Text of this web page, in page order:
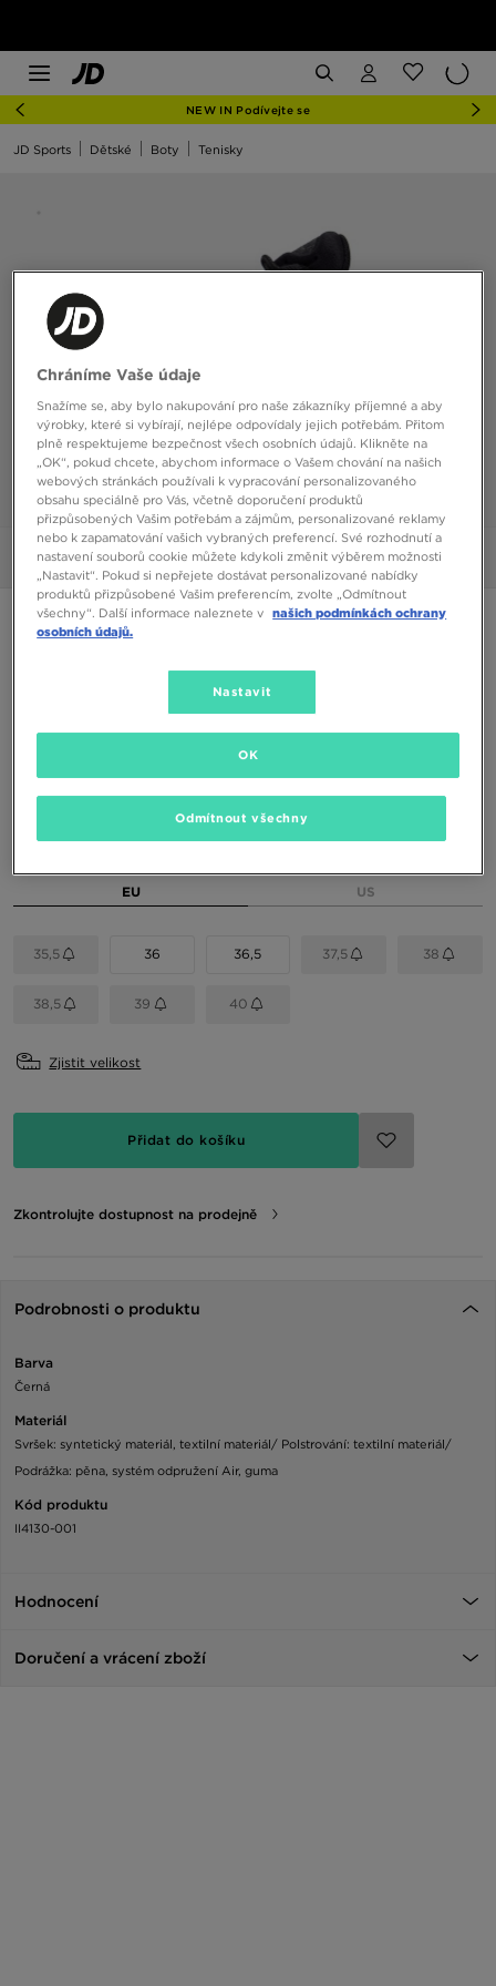
NEW IN Podívejte se
JD Sports Dětské Boty Tenisky
Obrázky 360°
NIKE AIR MAX 95 BB LTR BG
Dostupné Barvy
EU US
35,5 36 36,5 37,5 38
38,5 39 40
Zjistit velikost
Přidat do košíku
Zkontrolujte dostupnost na prodejně
Podrobnosti o produktu
Barva
Černá
Materiál
Svršek: syntetický materiál, textilní materiál/ Polstrování: textilní materiál/
Podrážka: pěna, systém odpružení Air, guma
Kód produktu
II4130-001
Hodnocení
Doručení a vrácení zboží
Chráníme Vaše údaje
Snažíme se, aby bylo nakupování pro naše zákazníky příjemné a aby
výrobky, které si vybírají, nejlépe odpovídaly jejich potřebám. Přitom
plně respektujeme bezpečnost všech osobních údajů. Klikněte na
„OK“, pokud chcete, abychom informace o Vašem chování na našich
webových stránkách používali k vypracování personalizovaného
obsahu speciálně pro Vás, včetně doporučení produktů
přizpůsobených Vašim potřebám a zájmům, personalizované reklamy
nebo k zapamatování vašich vybraných preferencí. Své rozhodnutí a
nastavení souborů cookie můžete kdykoli změnit výběrem možnosti
„Nastavit“. Pokud si nepřejete dostávat personalizované nabídky
produktů přizpůsobené Vašim preferencím, zvolte „Odmítnout
všechny“. Další informace naleznete v našich podmínkách ochrany
osobních údajů.
Nastavit
Odmítnout všechny
OK